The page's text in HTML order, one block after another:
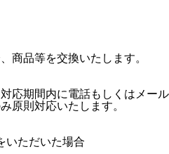
商品等を交換いたします。
応期間内に電話もしくはメール
原則対応いたします。
いただいた場合